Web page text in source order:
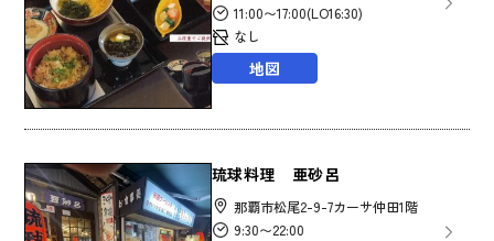
11:00〜17:00(LO16:30)
なし
地図
琉球料理 亜砂呂
那覇市松尾2-9-7カーサ仲田1階
9:30〜22:00